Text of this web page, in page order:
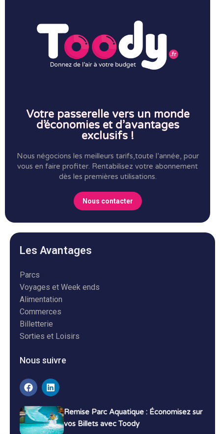
Votre passerelle vers un monde
d’économies et d’avantages
exclusifs !
Nous négocions les meilleurs tarifs,toute l’année, pour
vous en faire profiter. Rentabilisez votre abonnement
dès les premières utilisations.
Nous contacter
Les Avantages
Parcs
Voyages et Week ends
Alimentation
Commerces
Billetterie
Sorties et Loisirs
Nous suivre
Remise Parc Aquatique : Économisez sur
vos Billets avec Toody